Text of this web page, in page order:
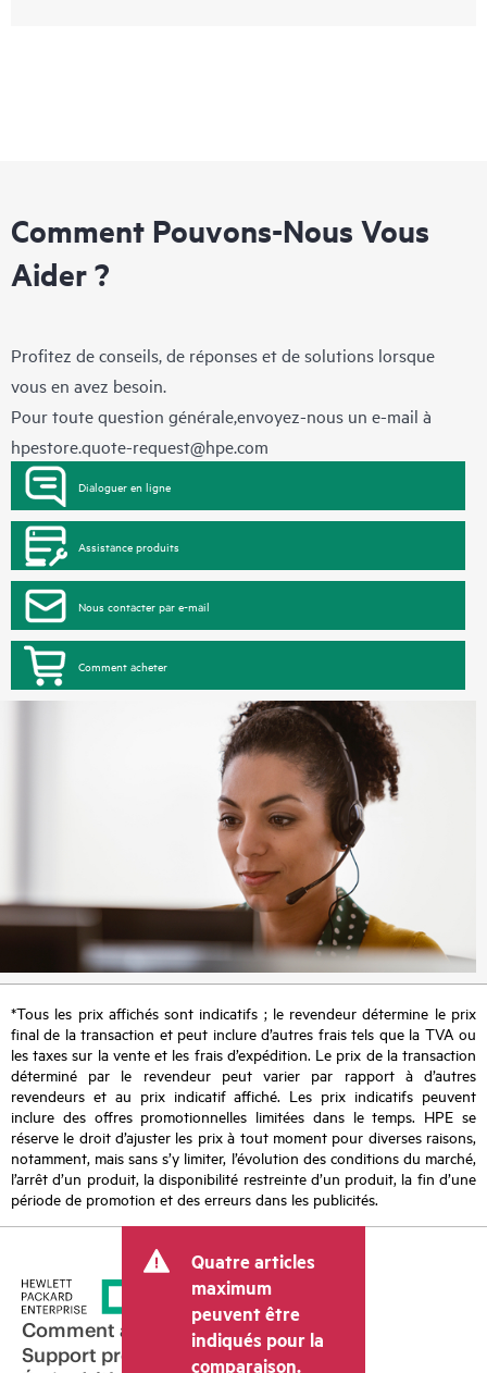
Comment Pouvons-Nous Vous
Aider ?
Profitez de conseils, de réponses et de solutions lorsque
vous en avez besoin.
Pour toute question générale,envoyez-nous un e-mail à
hpestore.quote-request@hpe.com
Dialoguer en ligne
Assistance produits
Nous contacter par e-mail
Comment acheter
*Tous les prix affichés sont indicatifs ; le revendeur détermine le prix
final de la transaction et peut inclure d’autres frais tels que la TVA ou
les taxes sur la vente et les frais d’expédition. Le prix de la transaction
déterminé par le revendeur peut varier par rapport à d’autres
revendeurs et au prix indicatif affiché. Les prix indicatifs peuvent
inclure des offres promotionnelles limitées dans le temps. HPE se
réserve le droit d’ajuster les prix à tout moment pour diverses raisons,
notamment, mais sans s’y limiter, l’évolution des conditions du marché,
l’arrêt d’un produit, la disponibilité restreinte d’un produit, la fin d’une
période de promotion et des erreurs dans les publicités.
Quatre articles
maximum
peuvent être
indiqués pour la
comparaison.
Comment acheter
Support produit